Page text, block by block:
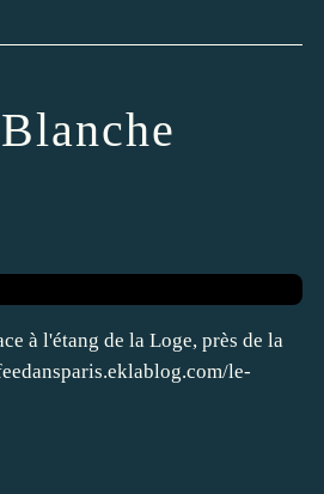
à l'étang de la Loge, près de la
le-